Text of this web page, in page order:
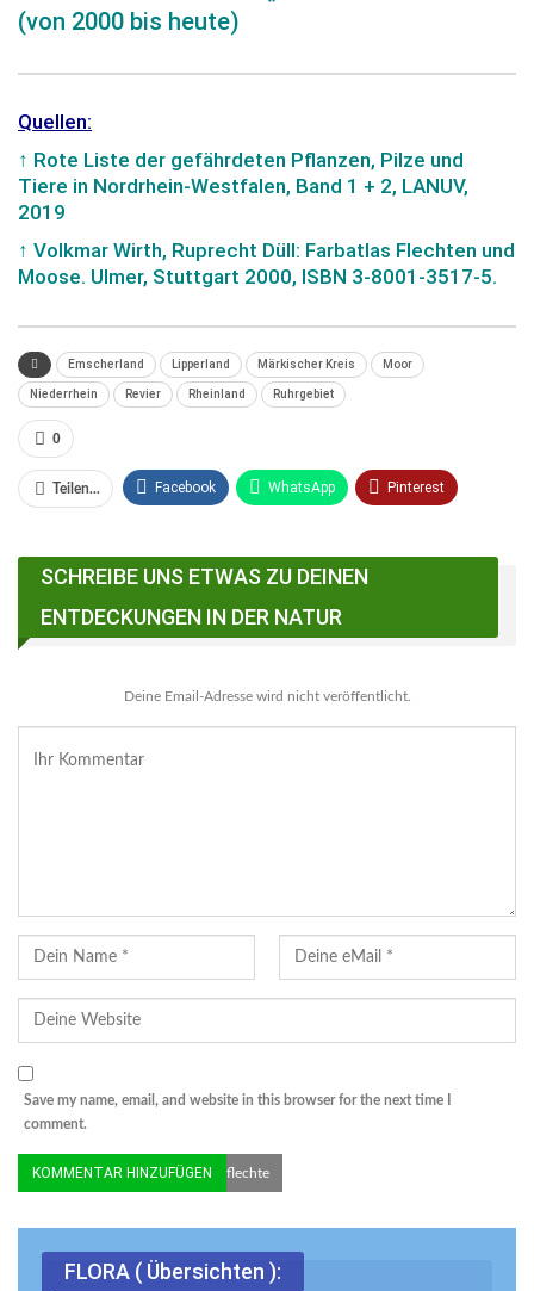
© Wilfried Boltz | Echte Becherflechte
(von 2000 bis heute)
Quellen:
↑ Rote Liste der gefährdeten Pflanzen, Pilze und
Tiere in Nordrhein-Westfalen, Band 1 + 2, LANUV,
2019
↑ Volkmar Wirth, Ruprecht Düll: Farbatlas Flechten und
Moose. Ulmer, Stuttgart 2000, ISBN 3-8001-3517-5.
Emscherland Lipperland Märkischer Kreis Moor
Niederrhein Revier Rheinland Ruhrgebiet
0
Teilen... Facebook WhatsApp Pinterest
Facebook Messenger
SCHREIBE UNS ETWAS ZU DEINEN
ENTDECKUNGEN IN DER NATUR
Deine Email-Adresse wird nicht veröffentlicht.
Save my name, email, and website in this browser for the next time I
comment.
FLORA ( Übersichten ):